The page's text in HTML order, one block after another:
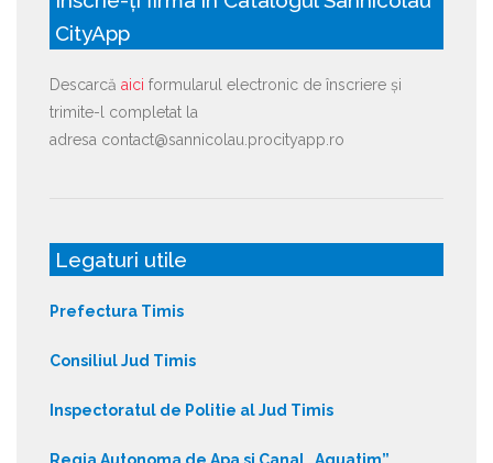
CityApp
Descarcă aici formularul electronic de înscriere și
trimite-l completat la
adresa contact@sannicolau.procityapp.ro
Legaturi utile
Prefectura Timis
Consiliul Jud Timis
Inspectoratul de Politie al Jud Timis
Regia Autonoma de Apa si Canal „Aquatim”